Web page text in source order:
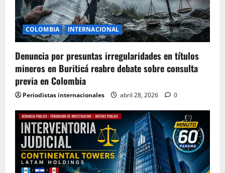
COLOMBIA INTERNACIONAL
Denuncia por presuntas irregularidades en títulos
mineros en Buriticá reabre debate sobre consulta
previa en Colombia
Periodistas internacionales abril 28, 2026 0